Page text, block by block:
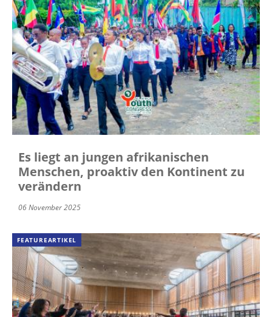
Es liegt an jungen afrikanischen
Menschen, proaktiv den Kontinent zu
verändern
06 November 2025
FEATUREARTIKEL